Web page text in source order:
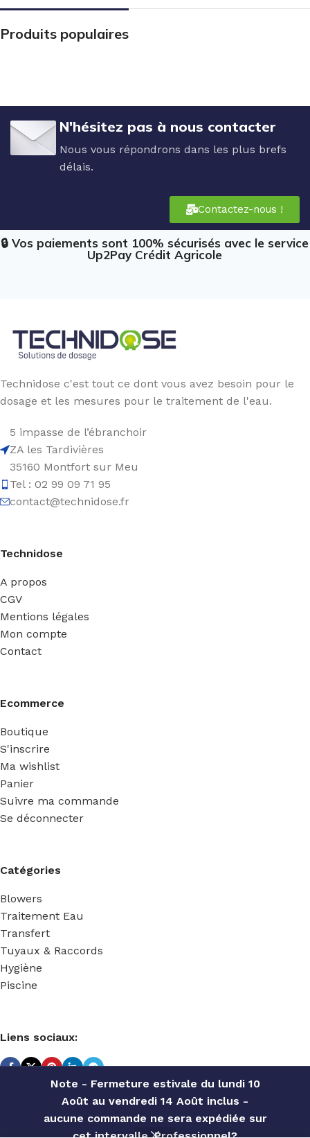
Note - Fermeture estivale du lundi 10
Août au vendredi 14 Août inclus -
aucune commande ne sera expédiée sur
Produits populaires
N'hésitez pas à nous contacter
Nous vous répondrons dans les plus brefs
délais.
Contactez-nous !
🔒 Vos paiements sont 100% sécurisés avec le service
Up2Pay Crédit Agricole
Technidose c'est tout ce dont vous avez besoin pour le
dosage et les mesures pour le traitement de l'eau.
5 impasse de l’ébranchoir
ZA les Tardivières
35160 Montfort sur Meu
Tel : 02 99 09 71 95
contact@technidose.fr
Technidose
A propos
CGV
Mentions légales
Mon compte
Contact
Ecommerce
Boutique
S'inscrire
Ma wishlist
Panier
Suivre ma commande
Se déconnecter
Catégories
Blowers
Traitement Eau
Transfert
Tuyaux & Raccords
Hygiène
Piscine
Liens sociaux:
TECHNIDOSE 2022 Réalisé parACS INFORMATIQUE